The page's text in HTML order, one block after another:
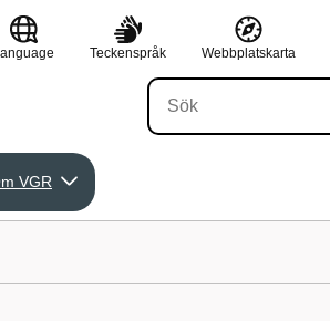
Teckenspråk Webbplatskarta
VGR